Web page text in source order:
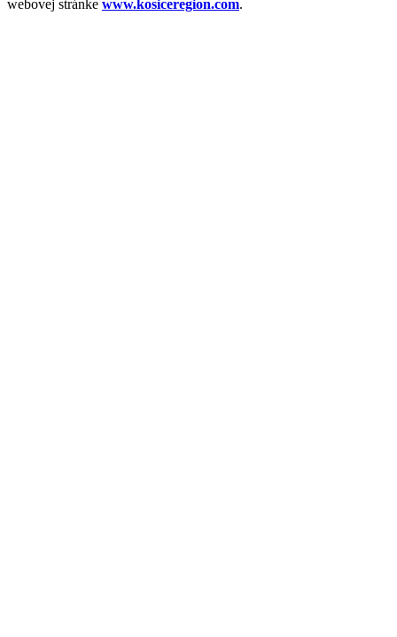
webovej stránke www.kosiceregion.com.